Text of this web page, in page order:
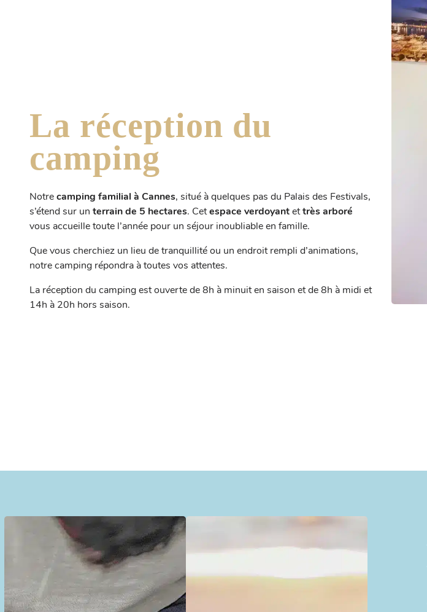
La réception du
camping
Notrecamping familial à Cannes, situé à quelques pas du Palais des Festivals,
s’étend sur un terrain de 5 hectares. Cetespace verdoyantettrès arboré
vous accueille toute l’année pour un séjour inoubliable en famille.
Que vous cherchiez un lieu de tranquillité ou un endroit rempli d’animations,
notre camping répondra à toutes vos attentes.
La réception du camping est ouverte de 8h à minuit en saison et de 8h à midi et
14h à 20h hors saison.